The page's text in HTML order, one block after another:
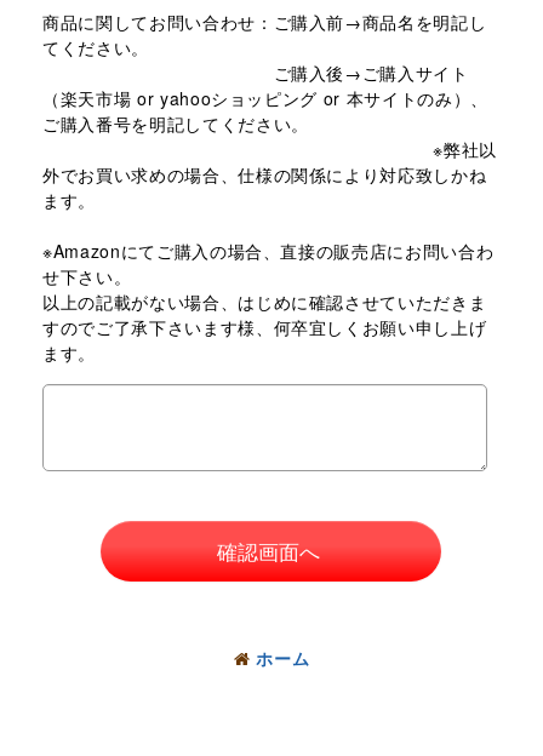
商品に関してお問い合わせ：ご購入前→商品名を明記し
てください。
ご購入後→ご購入サイト
（楽天市場 or yahooショッピング or 本サイトのみ）、
ご購入番号を明記してください。
※弊社以
外でお買い求めの場合、仕様の関係により対応致しかね
ます。
※Amazonにてご購入の場合、直接の販売店にお問い合わ
せ下さい。
以上の記載がない場合、はじめに確認させていただきま
すのでご了承下さいます様、何卒宜しくお願い申し上げ
ます。
確認画面へ
ホーム